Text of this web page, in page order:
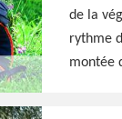
58120, HJ
ou de
d'oeuvre
de la
rythme
montée